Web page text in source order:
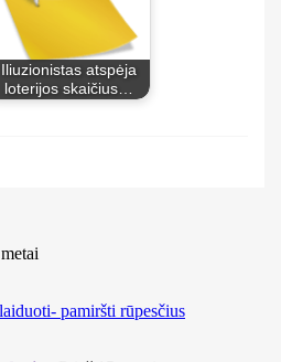
Iliuzionistas atspėja
loterijos skaičius…